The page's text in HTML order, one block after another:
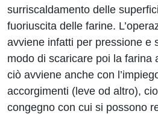
surriscaldamento delle
fuoriuscita delle farine.
avviene infatti per pressione e
modo di scaricare poi la farina
ciò avviene anche con
accorgimenti (leve od altro),
congegno con cui si possono